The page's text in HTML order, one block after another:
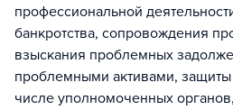
профессиональной
банкротства, сопровождения
взыскания проблемных
проблемными активами, защиты
числе уполномоченных